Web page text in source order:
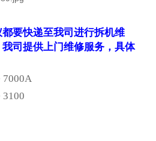
要快递至我司进行拆机维
司提供上门维修服务，具体
7000A
3100